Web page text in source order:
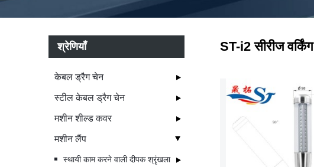
श्रेणियाँ
केबल ड्रैग चेन
स्टील केबल ड्रैग चेन
मशीन शील्ड कवर
मशीन लैंप
स्थायी काम करने वाली दीपक श्रृंखला
ST-i2 सीरीज